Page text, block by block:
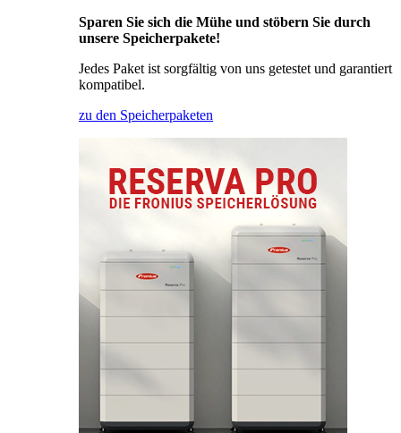
Sparen Sie sich die Mühe und stöbern Sie durch
unsere Speicherpakete!
Jedes Paket ist sorgfältig von uns getestet und garantiert
kompatibel.
zu den Speicherpaketen